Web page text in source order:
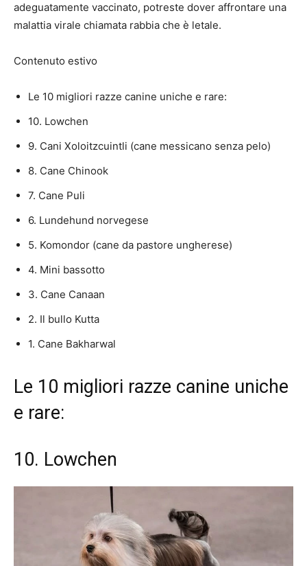
adeguatamente vaccinato, potreste dover affrontare una
malattia virale chiamata rabbia che è letale.
Contenuto estivo
Le 10 migliori razze canine uniche e rare:
10. Lowchen
9. Cani Xoloitzcuintli (cane messicano senza pelo)
8. Cane Chinook
7. Cane Puli
6. Lundehund norvegese
5. Komondor (cane da pastore ungherese)
4. Mini bassotto
3. Cane Canaan
2. Il bullo Kutta
1. Cane Bakharwal
Le 10 migliori razze canine uniche
e rare:
10. Lowchen